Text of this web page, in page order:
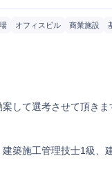
オフィスビル 商業施設
して選考させて頂きま
築施工管理技士1級、